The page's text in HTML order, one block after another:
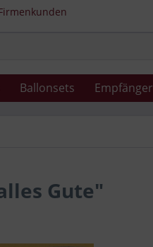
Ballonsets Empfänger
Gute"